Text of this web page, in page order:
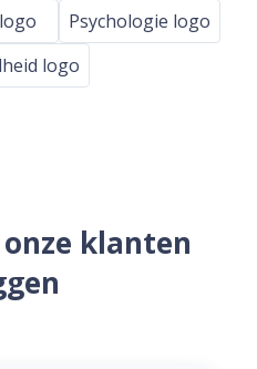
Psychologie logo
logo
klanten